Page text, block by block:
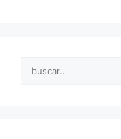
Search